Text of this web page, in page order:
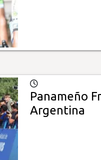
Panameño
Argentina